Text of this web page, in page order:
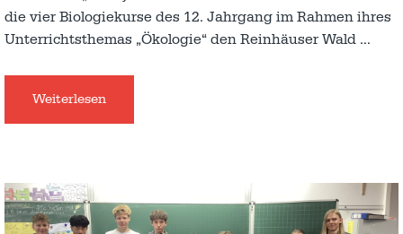
die vier Biologiekurse des 12. Jahrgang im Rahmen ihres
Unterrichtsthemas „Ökologie“ den Reinhäuser Wald …
Weiterlesen